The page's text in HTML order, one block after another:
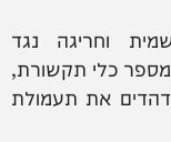
וחריגה נגד
כלי תקשורת,
את תעמולת